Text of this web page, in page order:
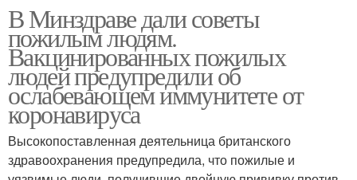
В Минздраве дали советы
пожилым людям.
Вакцинированных пожилых
людей предупредили об
ослабевающем иммунитете от
коронавируса
Высокопоставленная деятельница британского
здравоохранения предупредила, что пожилые и